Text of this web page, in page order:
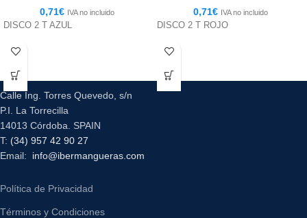
0,71€ IVA no incluido
DISCO 2 T AZUL
0,71€ IVA no incluido
DISCO 2 T ROJO
Calle Ing. Torres Quevedo, s/n
P.I. La Torrecilla
14013 Córdoba. SPAIN
T: (34) 957 42 90 27
Email: info@ibermangueras.com
Política de Privacidad
Términos y Condiciones